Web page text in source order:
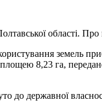
області.
земель
8,23 га,
до державної